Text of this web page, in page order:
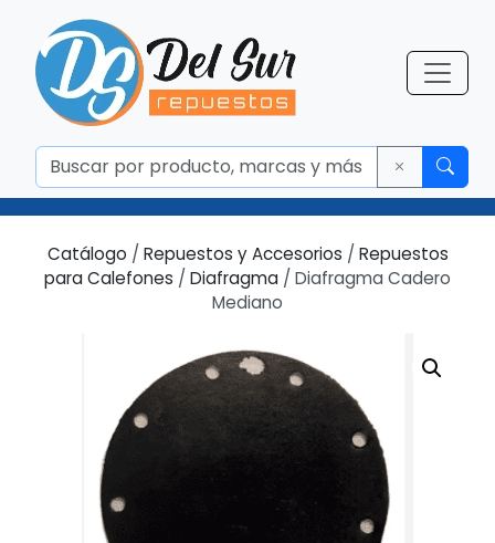
Catálogo / Repuestos y Accesorios / Repuestos
para Calefones / Diafragma / Diafragma Cadero
Mediano